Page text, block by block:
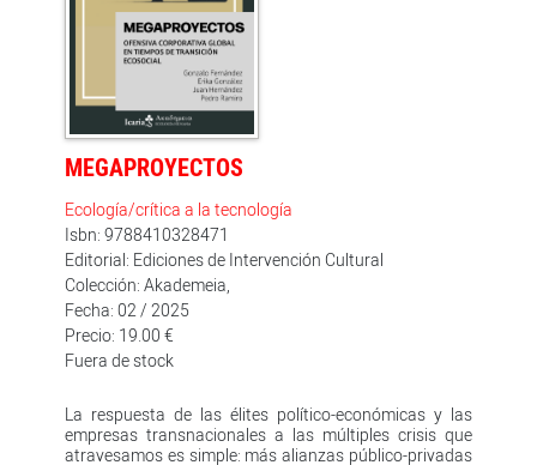
MEGAPROYECTOS
Ecología/crítica a la tecnología
Isbn: 9788410328471
Editorial: Ediciones de Intervención Cultural
Colección: Akademeia,
Fecha: 02 / 2025
Precio: 19.00 €
Fuera de stock
La respuesta de las élites político-económicas y las
empresas transnacionales a las múltiples crisis que
atravesamos es simple: más alianzas público-privadas